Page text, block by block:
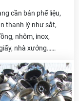
cần bán phế liệu,
thanh lý như sắt,
nhôm, inox,
nhà xưởng…